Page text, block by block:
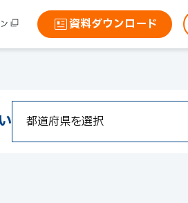
資料ダウンロード